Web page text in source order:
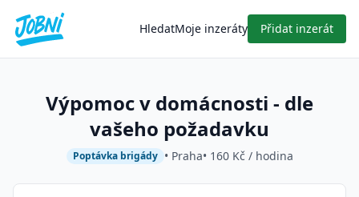
HledatMoje inzeráty Přidat inzerát
Výpomoc v domácnosti - dle
vašeho požadavku
Poptávka brigády • Praha• 160 Kč / hodina